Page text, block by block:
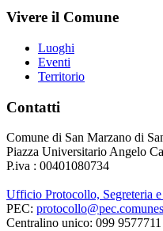
Vivere il Comune
Luoghi
Eventi
Territorio
Contatti
Comune di San Marzano di
Piazza Universitario Angelo
P.iva : 00401080734
Ufficio Protocollo, Segreteria
PEC:
Centralino unico: 099 9577711